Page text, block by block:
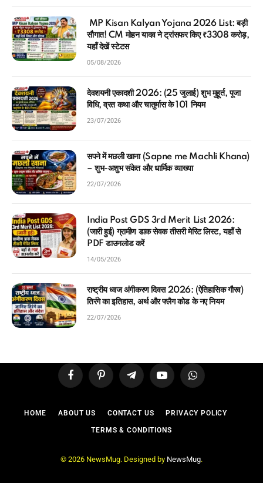
MP Kisan Kalyan Yojana 2026 List: बड़ी
सौगात! CM मोहन यादव ने ट्रांसफर किए ₹3308 करोड़,
यहाँ देखें स्टेटस
05/08/2026
देवशयनी एकादशी 2026: (25 जुलाई) शुभ मुहूर्त, पूजा
विधि, व्रत कथा और चातुर्मास के 101 नियम
23/07/2026
सपने में मछली खाना (Sapne me Machli Khana)
– शुभ-अशुभ संकेत और धार्मिक व्याख्या
22/07/2026
India Post GDS 3rd Merit List 2026:
(जारी हुई) ग्रामीण डाक सेवक तीसरी मेरिट लिस्ट, यहाँ से
PDF डाउनलोड करें
14/05/2026
राष्ट्रीय ध्वज अंगीकरण दिवस 2026: (ऐतिहासिक गौरव)
तिरंगे का इतिहास, अर्थ और फ्लैग कोड के नए नियम
22/07/2026
FacebookPinterest TelegramYouTubeWhatsApp
HOME ABOUT US CONTACT US PRIVACY POLICY
TERMS & CONDITIONS
© 2026 NewsMug. Designed by NewsMug.